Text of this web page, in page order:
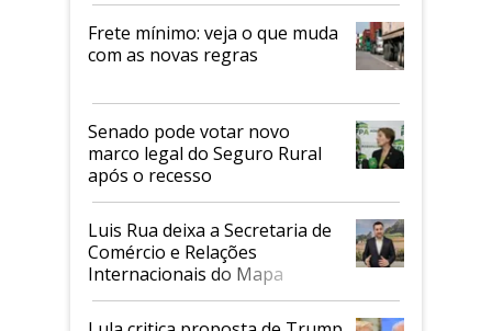
Frete mínimo: veja o que muda
com as novas regras
Senado pode votar novo
marco legal do Seguro Rural
após o recesso
Luis Rua deixa a Secretaria de
Comércio e Relações
Internacionais do Mapa